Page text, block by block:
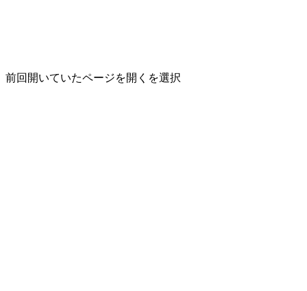
前回開いていたページを開く を選択